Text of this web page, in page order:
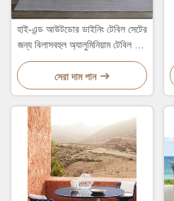
হাই-এন্ড আউটডোর ডাইনিং টেবিল সেটের
জন্য বিলাসবহুল অ্যালুমিনিয়াম টেবিল এবং
রটান চেয়ার সেট
সেরা দাম পান